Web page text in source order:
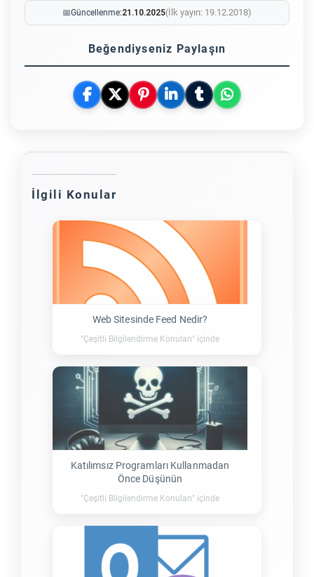
📅Güncellenme:21.10.2025(İlk yayın: 19.12.2018)
Beğendiyseniz Paylaşın
İlgili Konular
Web Sitesinde Feed Nedir?
"Çeşitli Bilgilendirme Konuları" içinde
Katılımsız Programları Kullanmadan
Önce Düşünün
"Çeşitli Bilgilendirme Konuları" içinde